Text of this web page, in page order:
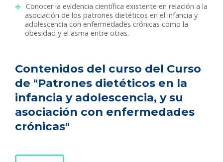
Conocer la evidencia científica existente en relación a la
asociación de los patrones dietéticos en el infancia y
adolescencia con enfermedades crónicas como la
obesidad y el asma entre otras.
Contenidos del curso del Curso
de "Patrones dietéticos en la
infancia y adolescencia, y su
asociación con enfermedades
crónicas"